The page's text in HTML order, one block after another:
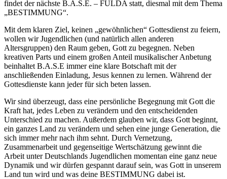
findet der nächste B.A.S.E. – FULDA statt, diesmal mit dem Thema
„BESTIMMUNG“.
Mit dem klaren Ziel, keinen „gewöhnlichen“ Gottesdienst zu feiern,
wollen wir Jugendlichen (und natürlich allen anderen
Altersgruppen) den Raum geben, Gott zu begegnen. Neben
kreativen Parts und einem großen Anteil musikalischer Anbetung
beinhaltet B.A.S.E immer eine klare Botschaft mit der
anschließenden Einladung, Jesus kennen zu lernen. Während der
Gottesdienste kann jeder für sich beten lassen.
Wir sind überzeugt, dass eine persönliche Begegnung mit Gott die
Kraft hat, jedes Leben zu verändern und den entscheidenden
Unterschied zu machen. Außerdem glauben wir, dass Gott beginnt,
ein ganzes Land zu verändern und sehen eine junge Generation, die
sich immer mehr nach ihm sehnt. Durch Vernetzung,
Zusammenarbeit und gegenseitige Wertschätzung gewinnt die
Arbeit unter Deutschlands Jugendlichen momentan eine ganz neue
Dynamik und wir dürfen gespannt darauf sein, was Gott in unserem
Land tun wird und was deine BESTIMMUNG dabei ist.